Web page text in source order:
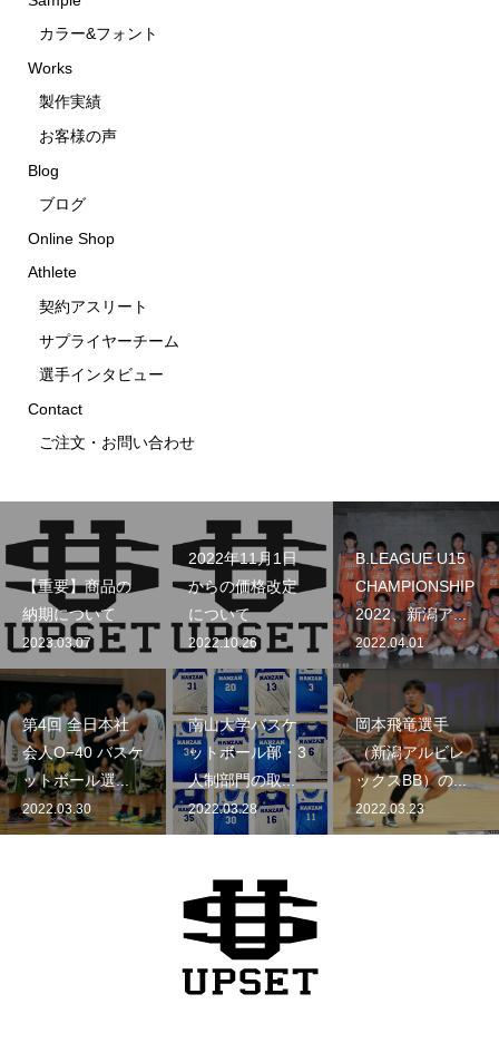
カラー&フォント
Works
製作実績
お客様の声
Blog
ブログ
Online Shop
Athlete
契約アスリート
サプライヤーチーム
選手インタビュー
Contact
ご注文・お問い合わせ
【重要】商品の
納期について
2023.03.07
2022年11月1日
からの価格改定
について
2022.10.26
B.LEAGUE U15
CHAMPIONSHIP
2022、新潟ア...
2022.04.01
第4回 全日本社
会人O−40 バスケ
ットボール選...
2022.03.30
南山大学バスケ
ットボール部・3
人制部門の取...
2022.03.28
岡本飛竜選手
（新潟アルビレ
ックスBB）の...
2022.03.23